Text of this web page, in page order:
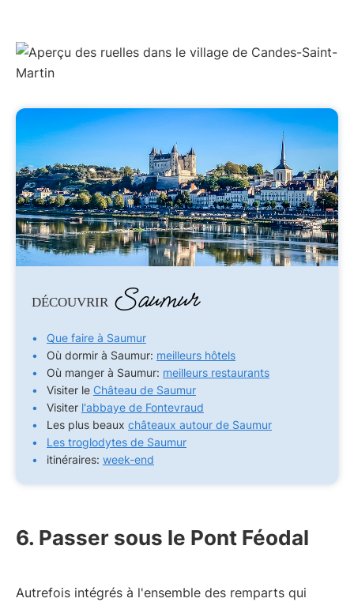
DÉCOUVRIR Saumur
Que faire à Saumur
Où dormir à Saumur: meilleurs hôtels
Où manger à Saumur: meilleurs restaurants
Visiter le Château de Saumur
Visiter l'abbaye de Fontevraud
Les plus beaux châteaux autour de Saumur
Les troglodytes de Saumur
itinéraires: week-end
6. Passer sous le Pont Féodal
Autrefois intégrés à l'ensemble des remparts qui